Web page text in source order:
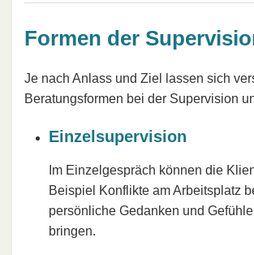
Formen der
Je nach Anlass und Ziel lassen sich
Beratungsformen bei der Supervision
Einzelsupervision
Im Einzelgespräch können die
Beispiel Konflikte am Arbeitsplatz
persönliche Gedanken und
bringen.